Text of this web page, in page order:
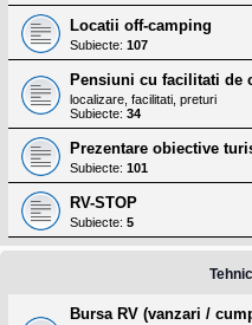
Locatii off-camping
Subiecte: 107
Pensiuni cu facilitati de
localizare, facilitati, preturi
Subiecte: 34
Prezentare obiective
Subiecte: 101
RV-STOP
Subiecte: 5
Bursa RV (vanzari /